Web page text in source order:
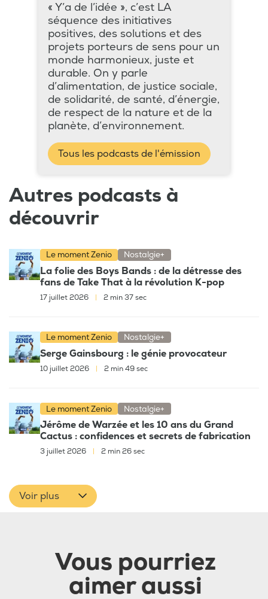
« Y’a de l’idée », c’est LA
séquence des initiatives
positives, des solutions et des
projets porteurs de sens pour un
monde harmonieux, juste et
durable. On y parle
d’alimentation, de justice sociale,
de solidarité, de santé, d’énergie,
de respect de la nature et de la
planète, d’environnement.
Tous les podcasts de l'émission
Autres podcasts à
découvrir
Le moment Zenio Nostalgie+
La folie des Boys Bands : de la détresse des
fans de Take That à la révolution K-pop
17 juillet 2026 2 min 37 sec
Le moment Zenio Nostalgie+
Serge Gainsbourg : le génie provocateur
10 juillet 2026 2 min 49 sec
Le moment Zenio Nostalgie+
Jérôme de Warzée et les 10 ans du Grand
Cactus : confidences et secrets de fabrication
3 juillet 2026 | 2 min 26 sec
Voir plus
Vous pourriez
aimer aussi